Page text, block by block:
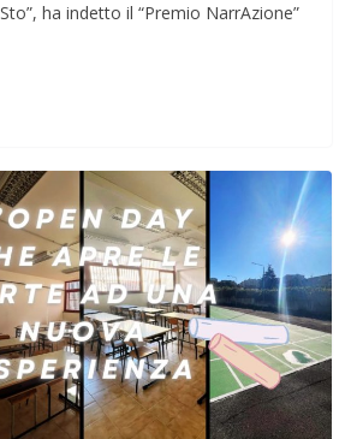
ha indetto il “Premio NarrAzione”